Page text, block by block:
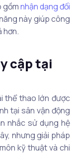
gồmnhận dạng đối
này giúp công
hơn.
cập tại
thể thao lớn được
tại sân vận động
nhắc sử dụng hệ
nhưng giải pháp
kỹ thuật và chi